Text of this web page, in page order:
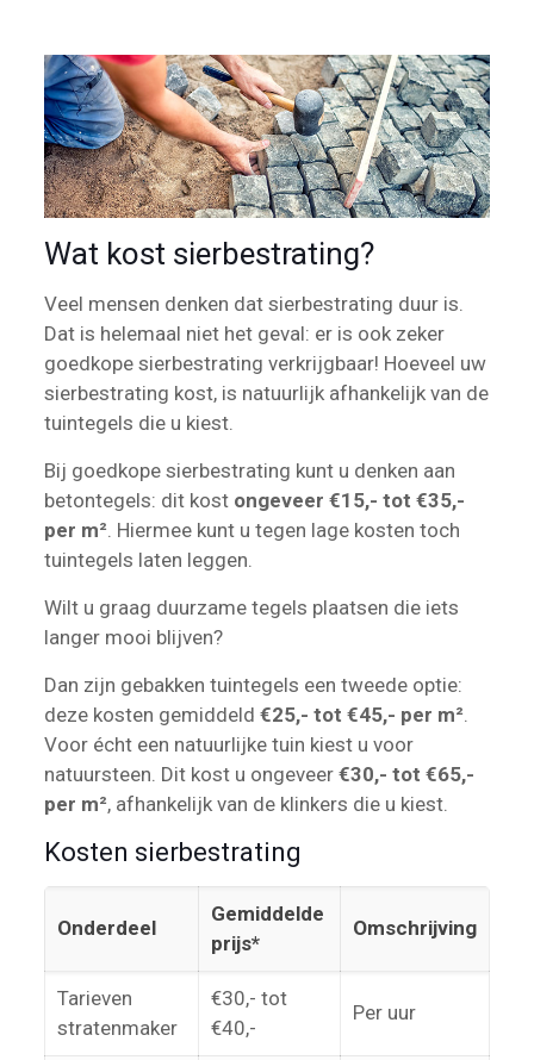
Wat kost sierbestrating?
Veel mensen denken dat sierbestrating duur is.
Dat is helemaal niet het geval: er is ook zeker
goedkope sierbestrating verkrijgbaar! Hoeveel uw
sierbestrating kost, is natuurlijk afhankelijk van de
tuintegels die u kiest.
Bij goedkope sierbestrating kunt u denken aan
betontegels: dit kost ongeveer €15,- tot €35,-
per m². Hiermee kunt u tegen lage kosten toch
tuintegels laten leggen.
Wilt u graag duurzame tegels plaatsen die iets
langer mooi blijven?
Dan zijn gebakken tuintegels een tweede optie:
deze kosten gemiddeld €25,- tot €45,- per m².
Voor écht een natuurlijke tuin kiest u voor
natuursteen. Dit kost u ongeveer €30,- tot €65,-
per m², afhankelijk van de klinkers die u kiest.
Kosten sierbestrating
Onderdeel
Gemiddelde
prijs*
Omschrijving
Tarieven
stratenmaker
€30,- tot
€40,-
Per uur